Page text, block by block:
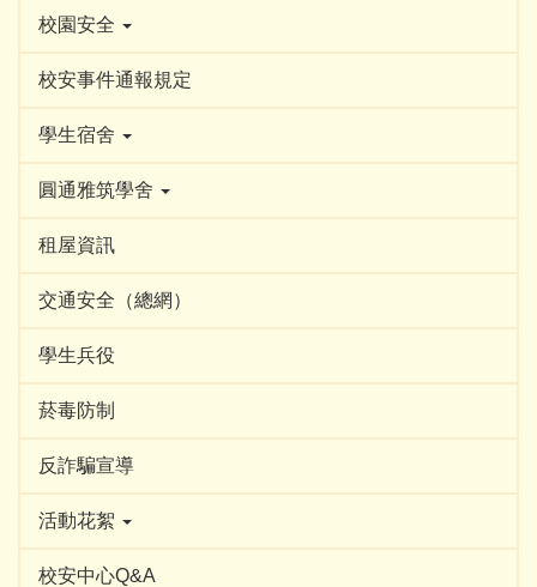
校園安全
校安事件通報規定
學生宿舍
圓通雅筑學舍
租屋資訊
交通安全（總網）
學生兵役
菸毒防制
反詐騙宣導
活動花絮
校安中心Q&A